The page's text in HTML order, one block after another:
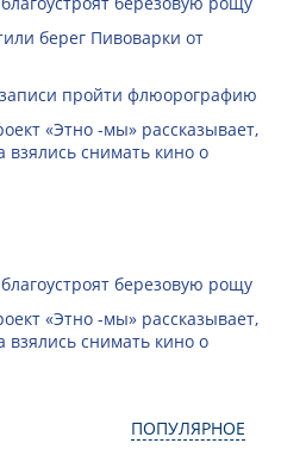
берег Пивоварки от
пройти флюорографию
«Этно -мы» рассказывает,
снимать кино о
березовую рощу
«Этно -мы» рассказывает,
снимать кино о
ПОПУЛЯРНОЕ